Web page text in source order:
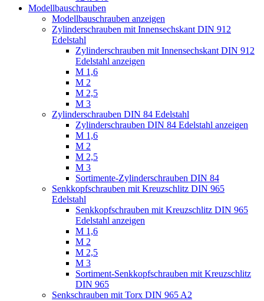
Modellbauschrauben
Modellbauschrauben anzeigen
Zylinderschrauben mit Innensechskant DIN 912
Edelstahl
Zylinderschrauben mit Innensechskant DIN 912
Edelstahl anzeigen
M 1,6
M 2
M 2,5
M 3
Zylinderschrauben DIN 84 Edelstahl
Zylinderschrauben DIN 84 Edelstahl anzeigen
M 1,6
M 2
M 2,5
M 3
Sortimente-Zylinderschrauben DIN 84
Senkkopfschrauben mit Kreuzschlitz DIN 965
Edelstahl
Senkkopfschrauben mit Kreuzschlitz DIN 965
Edelstahl anzeigen
M 1,6
M 2
M 2,5
M 3
Sortiment-Senkkopfschrauben mit Kreuzschlitz
DIN 965
Senkschrauben mit Torx DIN 965 A2